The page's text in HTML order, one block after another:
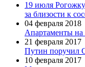
19 июля
за близости к
04 февраля 2018
Апартаменты на
21 февраля 2017
Путин поручил
10 февраля 2017